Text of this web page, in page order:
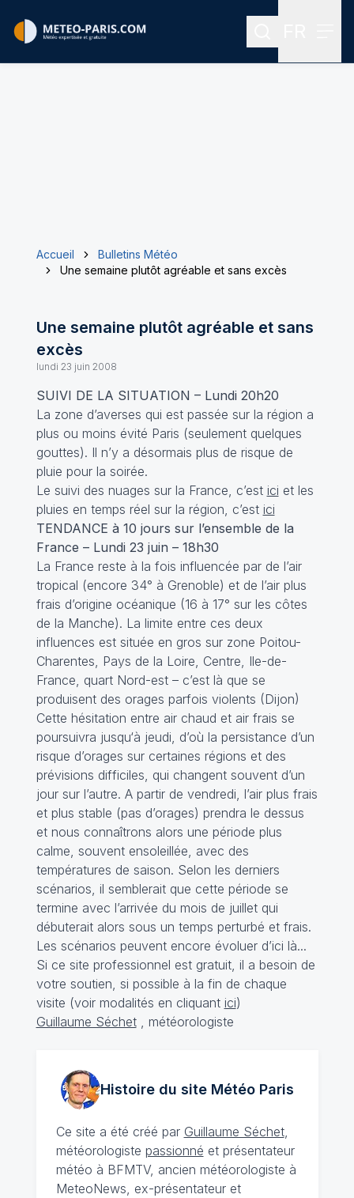
Rechercher
Accueil
Bulletins Météo
Une semaine plutôt agréable et sans excès
Une semaine plutôt agréable et sans
excès
lundi 23 juin 2008
SUIVI DE LA SITUATION – Lundi 20h20
La zone d’averses qui est passée sur la région a
plus ou moins évité Paris (seulement quelques
gouttes). Il n’y a désormais plus de risque de
pluie pour la soirée.
Le suivi des nuages sur la France, c’est ici et les
pluies en temps réel sur la région, c’est ici
TENDANCE à 10 jours sur l’ensemble de la
France – Lundi 23 juin – 18h30
La France reste à la fois influencée par de l’air
tropical (encore 34° à Grenoble) et de l’air plus
frais d’origine océanique (16 à 17° sur les côtes
de la Manche). La limite entre ces deux
influences est située en gros sur zone Poitou-
Charentes, Pays de la Loire, Centre, Ile-de-
France, quart Nord-est – c’est là que se
produisent des orages parfois violents (Dijon)
Cette hésitation entre air chaud et air frais se
poursuivra jusqu‘à jeudi, d’où la persistance d’un
risque d’orages sur certaines régions et des
prévisions difficiles, qui changent souvent d’un
jour sur l’autre. A partir de vendredi, l’air plus frais
et plus stable (pas d’orages) prendra le dessus
et nous connaîtrons alors une période plus
calme, souvent ensoleillée, avec des
températures de saison. Selon les derniers
scénarios, il semblerait que cette période se
termine avec l’arrivée du mois de juillet qui
débuterait alors sous un temps perturbé et frais.
Les scénarios peuvent encore évoluer d’ici là...
Si ce site professionnel est gratuit, il a besoin de
votre soutien, si possible à la fin de chaque
visite (voir modalités en cliquant ici)
Guillaume Séchet, météorologiste
Histoire du site MétéoParis
Ce site a été créé par Guillaume Séchet,
météorologiste passionné et présentateur
météo à BFMTV, ancien météorologiste à
MeteoNews, ex-présentateur et